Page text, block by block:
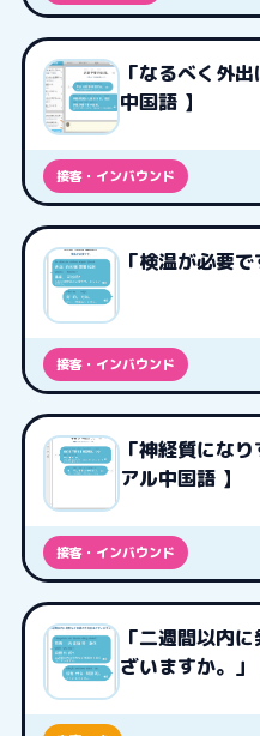
「なるべく外
中国語 】
接客・インバウンド
「検温が必要
接客・インバウンド
「神経質にな
アル中国語 】
接客・インバウンド
「二週間以内
ざいますか。」